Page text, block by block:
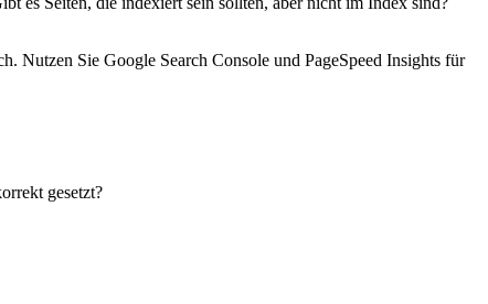
Nutzen Sie Google Search Console und PageSpeed Insights für
gesetzt?